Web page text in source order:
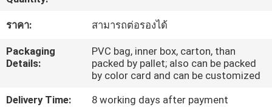
เรา
ทัวร์
โรงงาน
ราคา: สามารถต่อรองได้
Packaging
Details:
PVC bag, inner box, carton, than
packed by pallet; also can be packed
by color card and can be customized
Delivery Time:
8 working days after payment